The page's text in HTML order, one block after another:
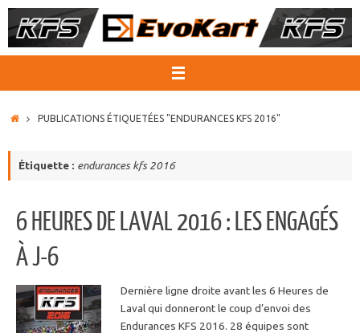
Passer
au
ACCUEIL
PUBLICATIONS ÉTIQUETÉES "ENDURANCES KFS 2016"
Étiquette : endurances kfs 2016
6 HEURES DE LAVAL 2016 : LES ENGAGÉS
À J-6
Dernière ligne droite avant les 6 Heures de
Laval qui donneront le coup d’envoi des
Endurances KFS 2016. 28 équipes sont